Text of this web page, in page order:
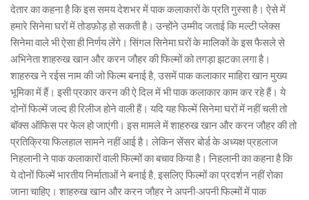
देतार का कहना है कि इस समय देशभर में पाक कलाकारों के प्रति गुस्सा है। ऐसे में
हमारे सिनेमा घरों में तोडफ़ोड़ हो सकती है। उन्होंने उम्मीद जताई कि मल्टी प्लेक्स
सिनेमा वाले भी ऐसा ही निर्णय लेंगे। सिंगल सिनेमा घरों के मालिकों के इस फैसले से
अभिनेता शाहरुख खान और करन जौहर की फिल्मों को तगड़ा झटका लगा है।
शाहरुख ने रईस नाम की जो फिल्म बनाई है, उसमें पाक कलाकार माहिरा खान मुख्य
भूमिका में हैं। इसी प्रकार करन की ऐ दिल में भी पाक कलाकार काम कर रहे हैं। ये
दोनों फिल्में जल्द ही रिलीज होने वाली हैं। यदि यह फिल्में सिनेमा घरों में नहीं चली तो
बॉक्स ऑफिस पर फेल हो जाएंगी। इस मामले में शाहरुख खान और करन जौहर की तो
प्रतिक्रिया फिलहाल सामने नहीं आई है। लेकिन सेंसर बोर्ड के अध्यक्ष प्रहलाज
निहलानी ने पाक कलाकारों वाली फिल्मों का बचाव किया है। निहलानी का कहना है कि
ये दोनों फिल्में भारतीय निर्माताओं ने बनाई है, इसलिए फिल्मों का प्रदर्शन नहीं रोका
जाना चाहिए। शाहरुख खान और करन जौहर ने अपनी-अपनी फिल्मों में पाक